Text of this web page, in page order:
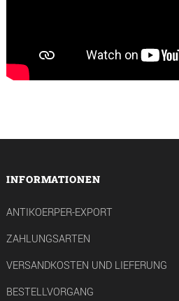
INFORMATIONEN
ANTIKOERPER-EXPORT
ZAHLUNGSARTEN
VERSANDKOSTEN UND LIEFERUNG
BESTELLVORGANG